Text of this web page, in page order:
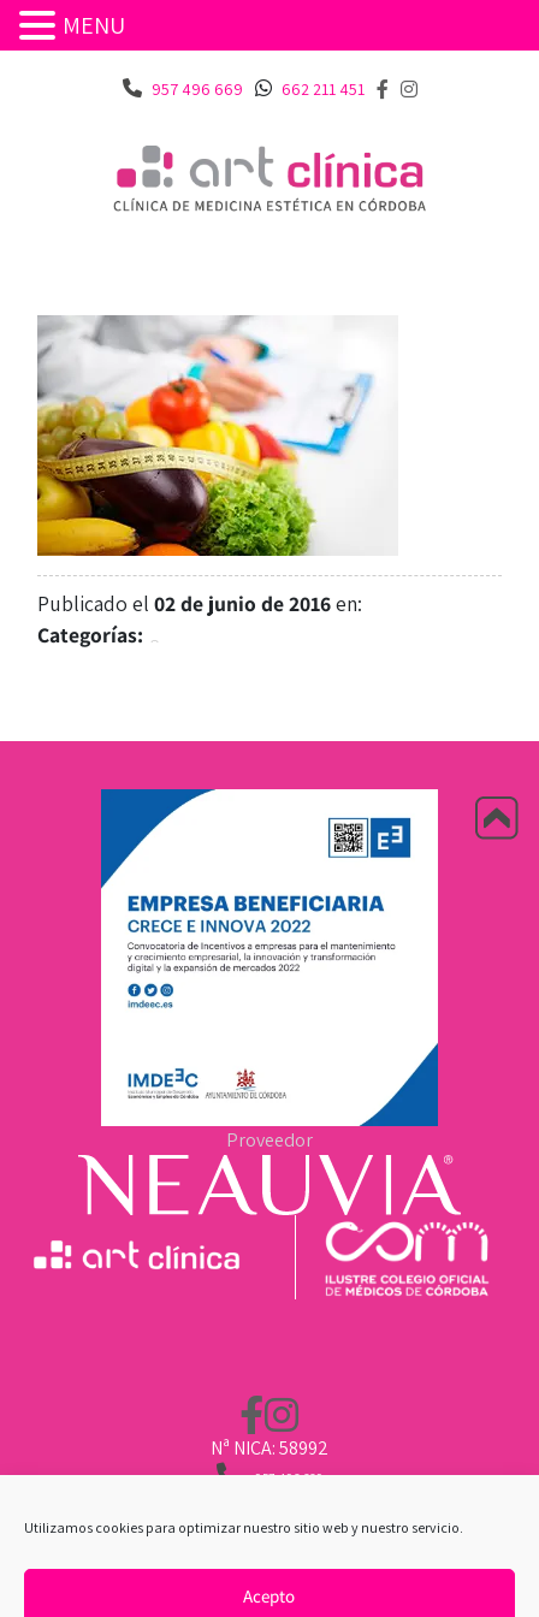
Utilizamos cookies para optimizar nuestro sitio web y nuestro servicio.
Acepto
957 496 669 662 211 451
Publicado el02 de junio de 2016en:
Categorías:
Nª NICA: 58992
957 496 669
CLINICA@ARTCLINICA.COM
POLÍTICA DE COOKIES|AVISO LEGAL
Proveedor
MENU